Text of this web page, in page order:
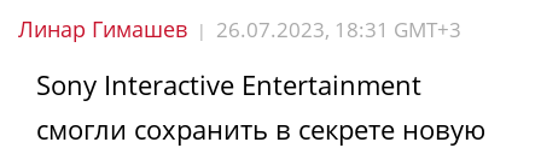
Линар Гимашев | 26.07.2023, 18:31 GMT+3
Sony Interactive Entertainment
смогли сохранить в секрете новую